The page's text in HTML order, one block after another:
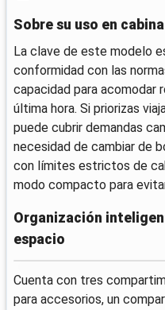
Sobre su uso en
La clave de este modelo
conformidad con las
capacidad para acomodar
última hora. Si priorizas
puede cubrir demandas
necesidad de cambiar de
con límites estrictos de
modo compacto para
Organización
espacio
Cuenta con tres
para accesorios, un